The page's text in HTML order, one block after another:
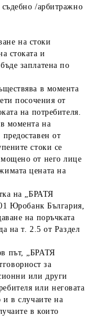
/арбитражно
на стоки
стоката и
заплатена по
в момента
посочения от
на потребителя.
момента на
от
стоки се
от него лице
цената на
на „БРАТЯ
Юробанк България,
на поръчката
на т. 2.5 от Раздел
път, „БРАТЯ
за
или други
или неговата
и в случаите на
в които